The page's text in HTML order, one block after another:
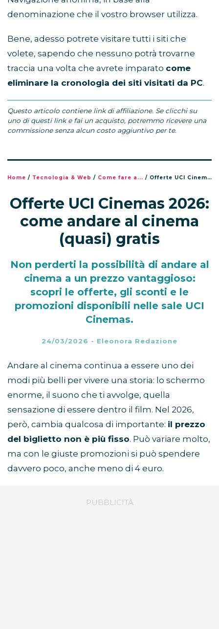
denominazione che il vostro browser utilizza.
Bene, adesso potrete visitare tutti i siti che
volete, sapendo che nessuno potrà trovarne
traccia una volta che avrete imparato come
eliminare la cronologia dei siti visitati da PC.
Questo articolo contiene link di affiliazione. Se clicchi su
uno di questi link e fai un acquisto, potremmo ricevere una
commissione senza alcun costo aggiuntivo per te.
Home / Tecnologia & Web / Come fare a... / Offerte UCI Cinemas 2026: come andare al cinema (quasi) gratis
Offerte UCI Cinemas 2026:
come andare al cinema
(quasi) gratis
Non perderti la possibilità di andare al
cinema a un prezzo vantaggioso:
scopri le offerte, gli sconti e le
promozioni disponibili nelle sale UCI
Cinemas.
24/03/2026 - Eleonora Redazione
Andare al cinema continua a essere uno dei
modi più belli per vivere una storia: lo schermo
enorme, il suono che ti avvolge, quella
sensazione di essere dentro il film. Nel 2026,
però, cambia qualcosa di importante: il prezzo
del biglietto non è più fisso. Può variare molto,
ma con le giuste promozioni si può spendere
davvero poco, anche meno di 4 euro.